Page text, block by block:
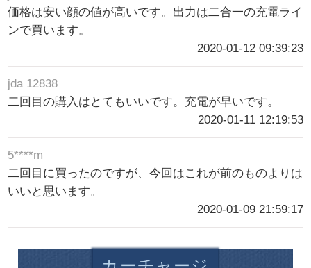
価格は安い顔の値が高いです。出力は二合一の充電ライ
ンで買います。
2020-01-12 09:39:23
jda 12838
二回目の購入はとてもいいです。充電が早いです。
2020-01-11 12:19:53
5****m
二回目に買ったのですが、今回はこれが前のものよりは
いいと思います。
2020-01-09 21:59:17